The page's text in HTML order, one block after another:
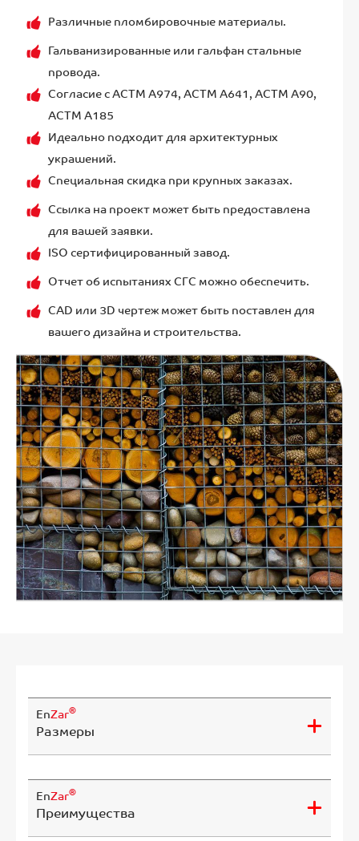
Различные пломбировочные материалы.
Гальванизированные или гальфан стальные
провода.
Согласие с АСТМ А974, АСТМ А641, АСТМ А90,
АСТМ А185
Идеально подходит для архитектурных
украшений.
Специальная скидка при крупных заказах.
Ссылка на проект может быть предоставлена
для вашей заявки.
ISO сертифицированный завод.
Отчет об испытаниях СГС можно обеспечить.
CAD или 3D чертеж может быть поставлен для
вашего дизайна и строительства.
EnZar®
Размеры
EnZar®
Преимущества